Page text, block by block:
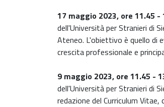
17 maggio 2023, ore 11.45 -
dell'Università per Stranieri di
Ateneo. L'obiettivo è quello di
crescita professionale e
9 maggio 2023, ore 11.45 -
dell'Università per Stranieri di
redazione del Curriculum